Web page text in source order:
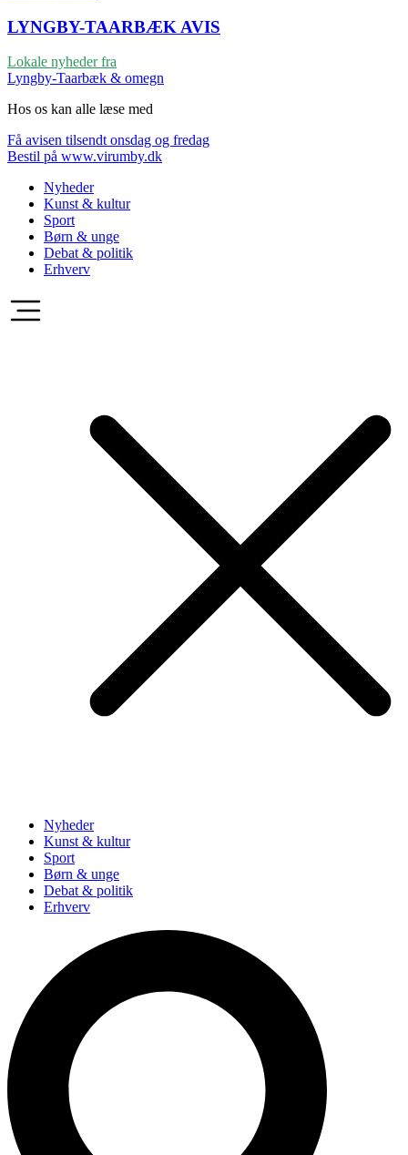
LYNGBY-TAARBÆK AVIS
Lokale nyheder fra
Lyngby-Taarbæk & omegn
Hos os kan alle læse med
Få avisen tilsendt onsdag og fredag
Bestil på www.virumby.dk
Nyheder
Kunst & kultur
Sport
Børn & unge
Debat & politik
Erhverv
Nyheder
Kunst & kultur
Sport
Børn & unge
Debat & politik
Erhverv